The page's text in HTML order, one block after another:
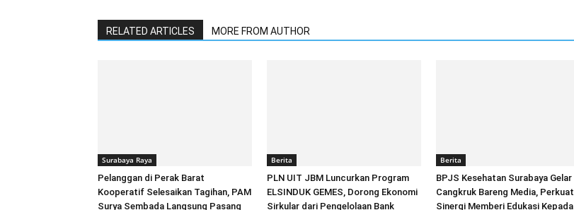
RELATED ARTICLES MORE FROM AUTHOR
Surabaya Raya
Pelanggan di Perak Barat
Kooperatif Selesaikan Tagihan, PAM
Surya Sembada Langsung Pasang
Berita
PLN UIT JBM Luncurkan Program
ELSINDUK GEMES, Dorong Ekonomi
Sirkular dari Pengelolaan Bank
Berita
BPJS Kesehatan Surabaya Gelar
Cangkruk Bareng Media, Perkuat
Sinergi Memberi Edukasi Kepada